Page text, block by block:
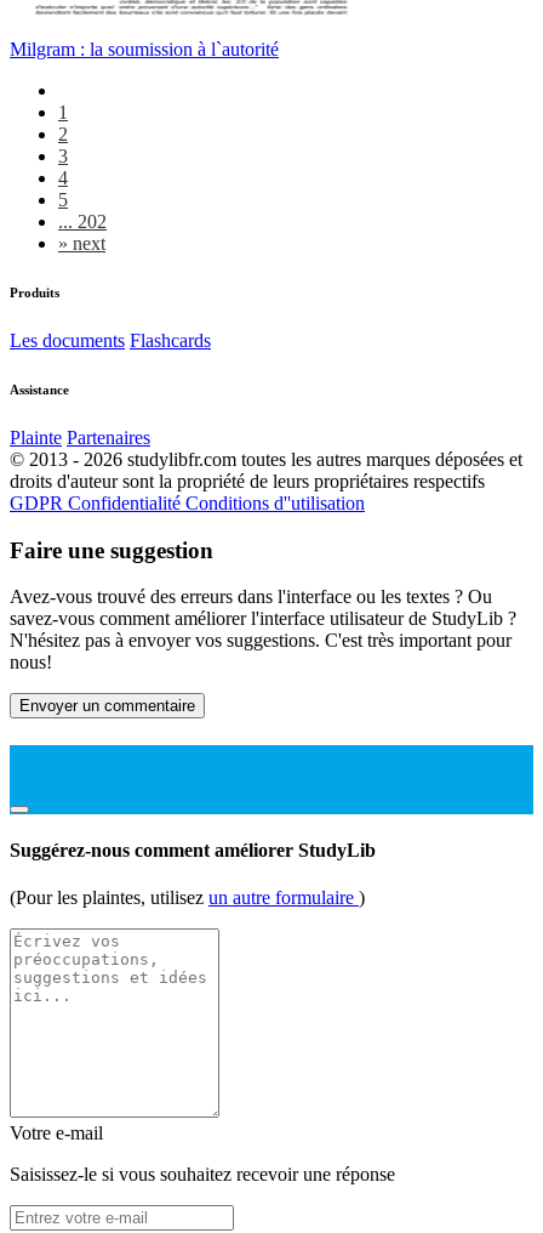
Milgram : la soumission à l`autorité
1
2
3
4
5
... 202
» next
Produits
Les documents Flashcards
Assistance
Plainte Partenaires
© 2013 - 2026 studylibfr.com toutes les autres marques déposées et
droits d'auteur sont la propriété de leurs propriétaires respectifs
GDPR Confidentialité Conditions d''utilisation
Faire une suggestion
Avez-vous trouvé des erreurs dans l'interface ou les textes ? Ou
savez-vous comment améliorer l'interface utilisateur de StudyLib ?
N'hésitez pas à envoyer vos suggestions. C'est très important pour
nous!
Envoyer un commentaire
Suggérez-nous comment améliorer StudyLib
(Pour les plaintes, utilisez un autre formulaire )
Votre e-mail
Saisissez-le si vous souhaitez recevoir une réponse